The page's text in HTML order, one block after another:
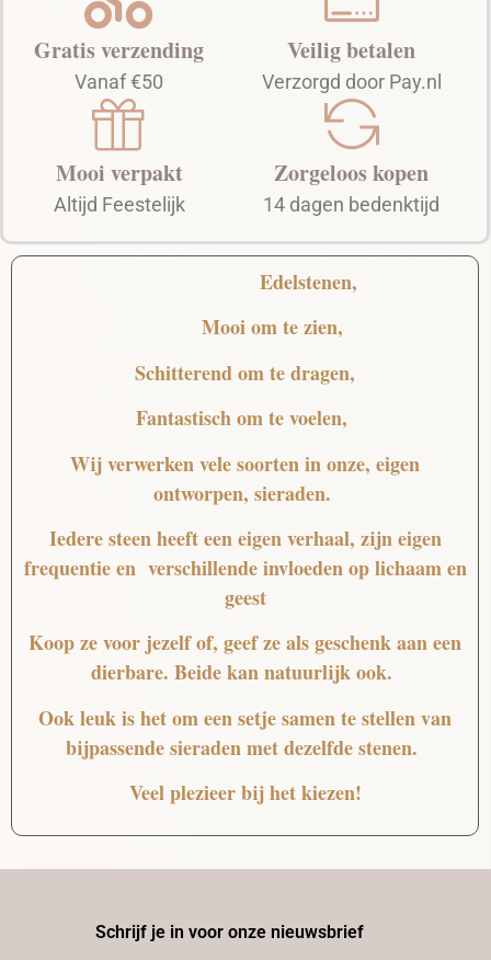
Gratis verzending
Vanaf €50
Mooi verpakt
Altijd Feestelijk
Veilig betalen
Verzorgd door Pay.nl
Zorgeloos kopen
14 dagen bedenktijd
Edelstenen,
Mooiom te zien,
Schitterendom te dragen,
Fantastischom te voelen,
Wij verwerken vele soorten in onze, eigen
ontworpen, sieraden.
Iedere steen heeft een eigen verhaal, zijn eigen
frequentie en verschillende invloeden op lichaam en
geest
Koop ze voor jezelf of, geef ze als geschenk aan een
dierbare. Beide kan natuurlijk ook.
Ook leuk is het om een setje samen te stellen van
bijpassende sieraden met dezelfde stenen.
Veel plezieer bij het kiezen!
Schrijf je in voor onze nieuwsbrief